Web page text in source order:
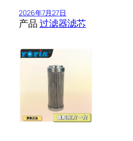
2026年7月27日
产品过滤器滤芯